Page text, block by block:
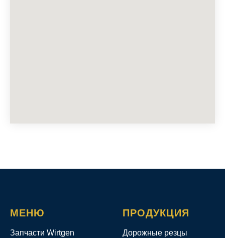
МЕНЮ
Запчасти Wirtgen
ПРОДУКЦИЯ
Дорожные резцы